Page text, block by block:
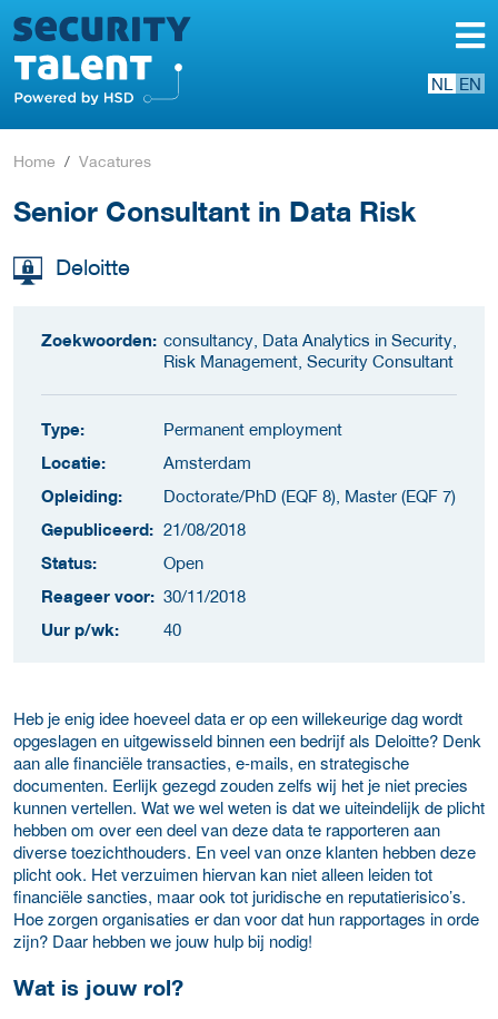
NL EN
Home Vacatures
Senior Consultant in Data Risk
Deloitte
Zoekwoorden: consultancy, Data Analytics in Security,
Risk Management, Security Consultant
Type:
Permanent employment
Locatie:
Amsterdam
Opleiding:
Doctorate/PhD (EQF 8), Master (EQF 7)
Gepubliceerd: 21/08/2018
Status:
Open
Reageer voor: 30/11/2018
Uur p/wk:
40
Heb je enig idee hoeveel data er op een willekeurige dag wordt
opgeslagen en uitgewisseld binnen een bedrijf als Deloitte? Denk
aan alle financiële transacties, e-mails, en strategische
documenten. Eerlijk gezegd zouden zelfs wij het je niet precies
kunnen vertellen. Wat we wel weten is dat we uiteindelijk de plicht
hebben om over een deel van deze data te rapporteren aan
diverse toezichthouders. En veel van onze klanten hebben deze
plicht ook. Het verzuimen hiervan kan niet alleen leiden tot
financiële sancties, maar ook tot juridische en reputatierisico’s.
Hoe zorgen organisaties er dan voor dat hun rapportages in orde
zijn? Daar hebben we jouw hulp bij nodig!
Wat is jouw rol?